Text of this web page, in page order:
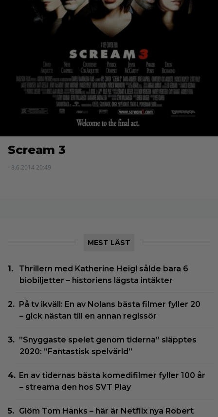
Scream 3
- 8.6.2014 20:49
MEST LÄST
Thrillern med Katherine Heigl sålde bara 6
biobiljetter – historiens lägsta intäkter
På tv ikväll: En av Nolans bästa filmer fyller 20
– gick nästan till en annan regissör
”Snyggaste spelet genom tiderna” släpptes
2020: ”Fantastisk spelvärld”
En av tidernas bästa komedifilmer fyller 100 år
– streama den hos SVT Play
Glöm Tom Hanks – här är Netflix nya Robert